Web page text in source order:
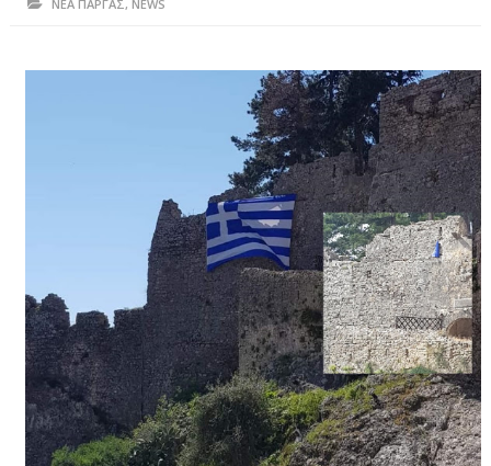
ΗΠΕΙΡΟΣ
ΥΓΕΙΑ-ΟΜΟΡΦΙΑ
ΠΟΛΙΤΙΣΜΟΣ
ΠΕΡΙΒΑΛΛΟΝ
ΤΕΧΝΟΛΟΓΙΑ
ΝΕΑ ΠΑΡΓΑΣ, NEWS